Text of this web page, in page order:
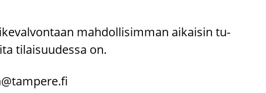
mah­dol­li­sim­man ai­kai­sin tu­
ti­lai­suu­des­sa on.